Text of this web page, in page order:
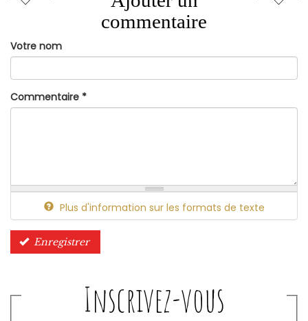
commentaire
Votre nom
Commentaire *
Plus d'information sur les formats de texte
Enregistrer
Inscrivez-vous